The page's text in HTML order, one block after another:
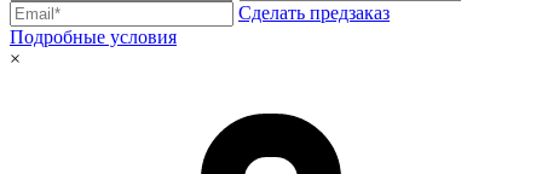
Сделать предзаказ
Подробные условия
×